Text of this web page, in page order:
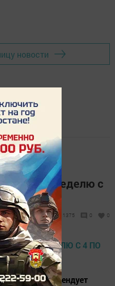
новости
на неделю с
года
1375 0 0
рекомендует